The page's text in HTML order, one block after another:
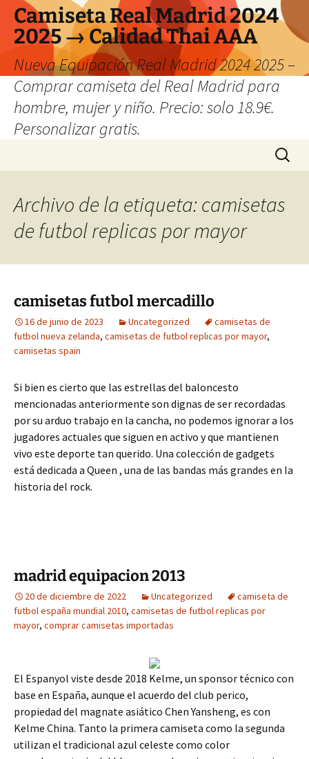
Camiseta Real Madrid 2024
2025 → Calidad Thai AAA
Nueva Equipación Real Madrid 2024 2025 –
Comprar camiseta del Real Madrid para
hombre, mujer y niño. Precio: solo 18.9€.
Personalizar gratis.
Buscar:
Archivo de la etiqueta: camisetas
de futbol replicas por mayor
camisetas futbol mercadillo
16 de junio de 2023 Uncategorized
camisetas de
futbol nueva zelanda, camisetas de futbol replicas por mayor,
camisetas spain
Si bien es cierto que las estrellas del baloncesto
mencionadas anteriormente son dignas de ser recordadas
por su arduo trabajo en la cancha, no podemos ignorar a los
jugadores actuales que siguen en activo y que mantienen
vivo este deporte tan querido. Una colección de gadgets
está dedicada a Queen , una de las bandas más grandes en la
historia del rock.
madrid equipacion 2013
20 de diciembre de 2022 Uncategorized
camiseta de
futbol españa mundial 2010, camisetas de futbol replicas por
mayor, comprar camisetas importadas
El Espanyol viste desde 2018 Kelme, un sponsor técnico con
base en España, aunque el acuerdo del club perico,
propiedad del magnate asiático Chen Yansheng, es con
Kelme China. Tanto la primera camiseta como la segunda
utilizan el tradicional azul celeste como color